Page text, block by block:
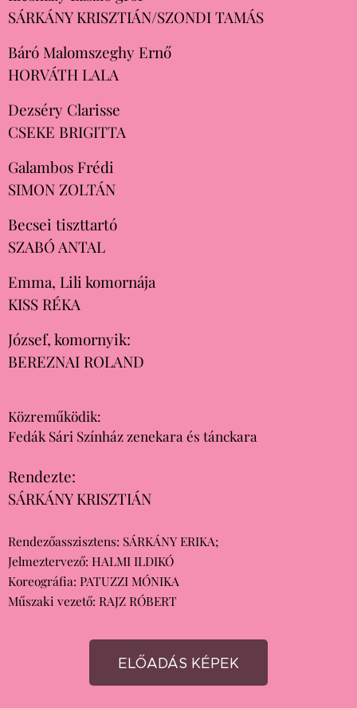
SÁRKÁNY KRISZTIÁN/SZONDI TAMÁS
Báró Malomszeghy Ernő
HORVÁTH LALA
Dezséry Clarisse
CSEKE BRIGITTA
Galambos Frédi
SIMON ZOLTÁN
Becsei tiszttartó
SZABÓ ANTAL
Emma, Lili komornája
KISS RÉKA
József, komornyik:
BEREZNAI ROLAND
Közreműködik:
Fedák Sári Színház zenekara és tánckara
Rendezte:
SÁRKÁNY KRISZTIÁN
Rendezőasszisztens: SÁRKÁNY ERIKA;
Jelmeztervező: HALMI ILDIKÓ
Koreográfia: PATUZZI MÓNIKA
Műszaki vezető: RAJZ RÓBERT
ELŐADÁS KÉPEK